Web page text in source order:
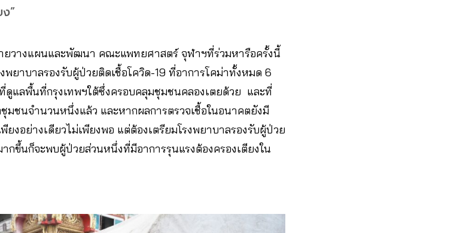
”
วางแผนและพัฒนา​ คณะแพทยศาสตร์ ​จุฬาฯ​ที่ร่วมหารือครั้งนี้​
พยาบาลรองรับผู้ป่วยติดเชื้อโควิด-19​ ที่อาการโคม่า​ทั้งหมด​ 6​
ดูแลพื้นที่กรุงเทพฯใต้​ซึ่งครอบคลุมชุมชนคลองเตยด้วย และที่
มชนจำนวนหนึ่งแล้ว​ และหากผลการตรวจเชื้อในอนาคตยังมี
ยงอย่างเดียวไม่เพียงพอ แต่ต้องเตรียมโรงพยาบาลรองรับผู้ป่วย
กขึ้นก็จะพบผู้ป่วยส่วนหนึ่งที่มีอาการรุนแรงต้องครองเตียง​ใน